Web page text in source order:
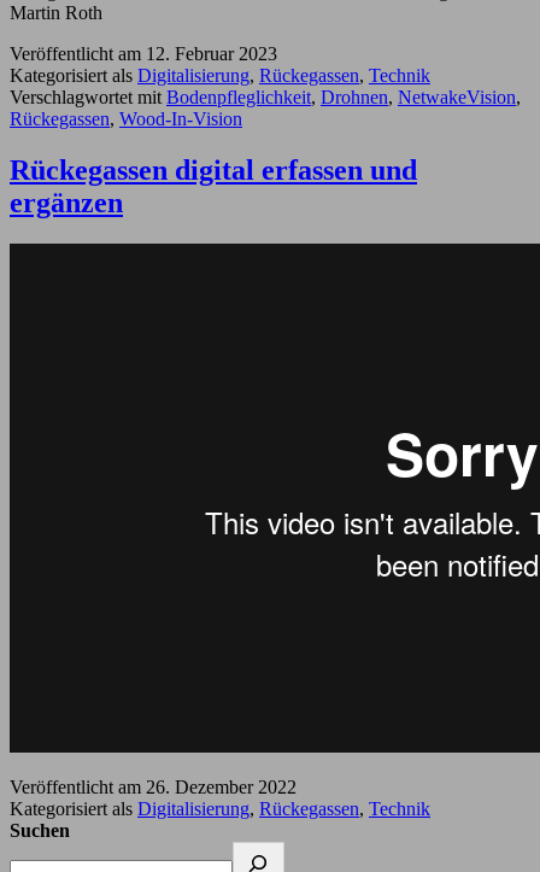
Martin Roth
Veröffentlicht am 12. Februar 2023
Kategorisiert als Digitalisierung, Rückegassen, Technik
Verschlagwortet mit Bodenpfleglichkeit, Drohnen, NetwakeVision,
Rückegassen, Wood-In-Vision
Rückegassen digital erfassen und
ergänzen
Veröffentlicht am 26. Dezember 2022
Kategorisiert als Digitalisierung, Rückegassen, Technik
Suchen